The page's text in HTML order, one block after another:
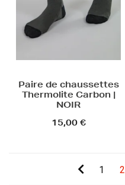
Paire de chaussettes
Thermolite Carbon |
NOIR
15,00 €
1 2